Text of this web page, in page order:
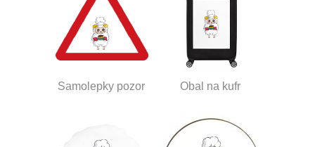
Samolepky pozor Obal na kufr